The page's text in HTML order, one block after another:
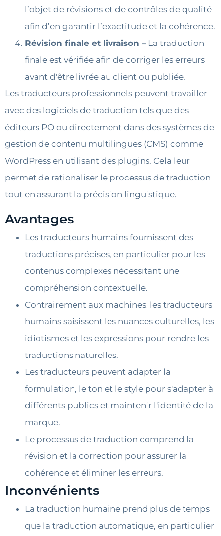
l’objet de révisions et de contrôles de qualité
afin d’en garantir l’exactitude et la cohérence.
Révision finale et livraison – La traduction
finale est vérifiée afin de corriger les erreurs
avant d'être livrée au client ou publiée.
Les traducteurs professionnels peuvent travailler
avec des logiciels de traduction tels que des
éditeurs PO ou directement dans des systèmes de
gestion de contenu multilingues (CMS) comme
WordPress en utilisant des plugins. Cela leur
permet de rationaliser le processus de traduction
tout en assurant la précision linguistique.
Avantages
Les traducteurs humains fournissent des
traductions précises, en particulier pour les
contenus complexes nécessitant une
compréhension contextuelle.
Contrairement aux machines, les traducteurs
humains saisissent les nuances culturelles, les
idiotismes et les expressions pour rendre les
traductions naturelles.
Les traducteurs peuvent adapter la
formulation, le ton et le style pour s'adapter à
différents publics et maintenir l'identité de la
marque.
Le processus de traduction comprend la
révision et la correction pour assurer la
cohérence et éliminer les erreurs.
Inconvénients
La traduction humaine prend plus de temps
que la traduction automatique, en particulier